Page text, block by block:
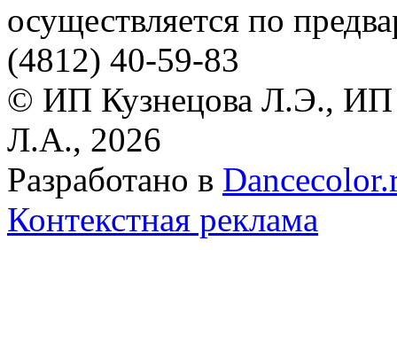
осуществляется по
(4812) 40-59-83
© ИП Кузнецова Л.Э.,
Л.А., 2026
Разработано в
Контекстная реклама